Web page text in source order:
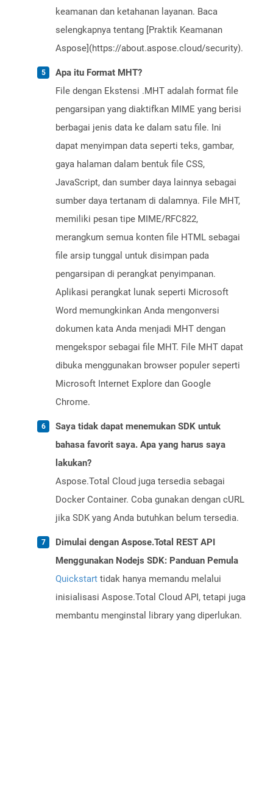
keamanan dan ketahanan layanan. Baca
selengkapnya tentang [Praktik Keamanan
Aspose](https://about.aspose.cloud/security).
Apa itu Format MHT?
File dengan Ekstensi .MHT adalah format file
pengarsipan yang diaktifkan MIME yang berisi
berbagai jenis data ke dalam satu file. Ini
dapat menyimpan data seperti teks, gambar,
gaya halaman dalam bentuk file CSS,
JavaScript, dan sumber daya lainnya sebagai
sumber daya tertanam di dalamnya. File MHT,
memiliki pesan tipe MIME/RFC822,
merangkum semua konten file HTML sebagai
file arsip tunggal untuk disimpan pada
pengarsipan di perangkat penyimpanan.
Aplikasi perangkat lunak seperti Microsoft
Word memungkinkan Anda mengonversi
dokumen kata Anda menjadi MHT dengan
mengekspor sebagai file MHT. File MHT dapat
dibuka menggunakan browser populer seperti
Microsoft Internet Explore dan Google
Chrome.
Saya tidak dapat menemukan SDK untuk
bahasa favorit saya. Apa yang harus saya
lakukan?
Aspose.Total Cloud juga tersedia sebagai
Docker Container. Coba gunakan dengan cURL
jika SDK yang Anda butuhkan belum tersedia.
Dimulai dengan Aspose.Total REST API
Menggunakan Nodejs SDK: Panduan Pemula
Quickstart tidak hanya memandu melalui
inisialisasi Aspose.Total Cloud API, tetapi juga
membantu menginstal library yang diperlukan.